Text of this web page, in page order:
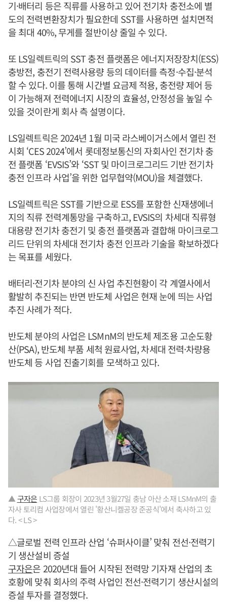
기·배터리 등은 직류를 사용하고 있어 전기차 충전소에 별
도의 전력변환장치가 필요한데 SST를 사용하면 설치면적
을 최대 40%, 무게를 절반이상 줄일 수 있다.
또 LS일렉트릭의 SST 충전 플랫폼은 에너지저장장치(ESS)
충방전, 충전기 전력사용량 등의 데이터를 측정·수집·분석
할 수 있다. 이를 통해 시간별 요금제 적용, 충전량 제어 등
이 가능해져 전력에너지 시장의 효율성, 안정성을 높일 수
있을 것이란게 회사 측 설명이다.
LS일렉트릭은 2024년 1월 미국 라스베이거스에서 열린 전
시회 ‘CES 2024’에서 롯데정보통신의 자회사인 전기차 충
전 플랫폼 ‘EVSIS’와 ‘SST 및 마이크로그리드 기반 전기차
충전 인프라 사업’을 위한 업무협약(MOU)을 체결했다.
LS일렉트릭은 SST를 기반으로 ESS를 포함한 신재생에너
지의 직류 전력계통망을 구축하고, EVSIS의 차세대 직류형
대용량 전기차 충전기 및 충전 플랫폼과 결합해 마이크로그
리드 단위의 차세대 전기차 충전 인프라 기술을 확보하겠다
는 목표를 세웠다.
배터리·전기차 분야의 신 사업 추진현황이 각 계열사에서
활발히 추진되는 반면 반도체 사업은 현재 눈에 띄는 사업
추진 사례가 적다.
반도체 분야의 사업은 LSMnM의 반도체 제조용 고순도황
산(PSA), 반도체 부품 세척 원료사업, 차세대 전력·차량용
반도체 등 사업 진출기회를 모색하고 있다.
▲구자은 LS그룹 회장이 2023년 3월27일 충남 아산 소재 LSMnM의 출
자사 토리컴 사업장에서 열린 '황산니켈공장 준공식'에서 축사하고 있
다. < LS >
△글로벌 전력 인프라 산업 ‘슈퍼사이클’ 맞춰 전선·전력기
기 생산설비 증설
구자은은 2020년대 들어 시작된 전력망 기자재 산업의 초
호황에 맞춰 회사의 주력 사업인 전선·전력기기 생산시설의
증설 투자를 결정했다.